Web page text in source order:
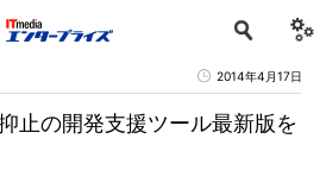
2014年4月17日
止の開発支援ツール最新版を